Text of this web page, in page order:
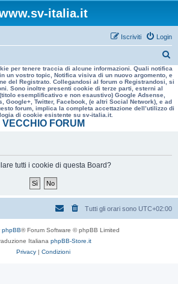
italia.it
Login
Iscriviti
e
r
a
per tenere traccia di alcune informazioni. Quali notifica
un vostro topic, Notifica visiva di un nuovo argomento, e
del Registrato. Collegandosi al forum o Registrandosi, si
Sono inoltre presenti cookie di terze parti, esterni al
esemplificativo e non esaustivo) Google Adsense,
Google+, Twitter, Facebook, (e altri Social Network), e ad
forum, implica la completa accettazione dell’utilizzo di
di cookie esistente su sv-italia.it.
VECCHIO FORUM
tutti i cookie di questa Board?
Tutti gli orari sono UTC+02:00
phpBB® Forum Software © phpBB Limited
Italiana phpBB-Store.it
Privacy | Condizioni